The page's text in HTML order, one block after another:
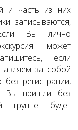
и часть из них
записываются,
Вы лично
может
если
за собой
регистрации,
Вы пришли без
группе будет